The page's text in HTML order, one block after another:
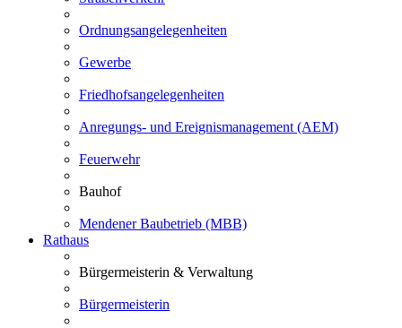
Ordnungsangelegenheiten
Gewerbe
Friedhofsangelegenheiten
Anregungs- und Ereignismanagement (AEM)
Feuerwehr
Bauhof
Mendener Baubetrieb (MBB)
Rathaus
Bürgermeisterin & Verwaltung
Bürgermeisterin